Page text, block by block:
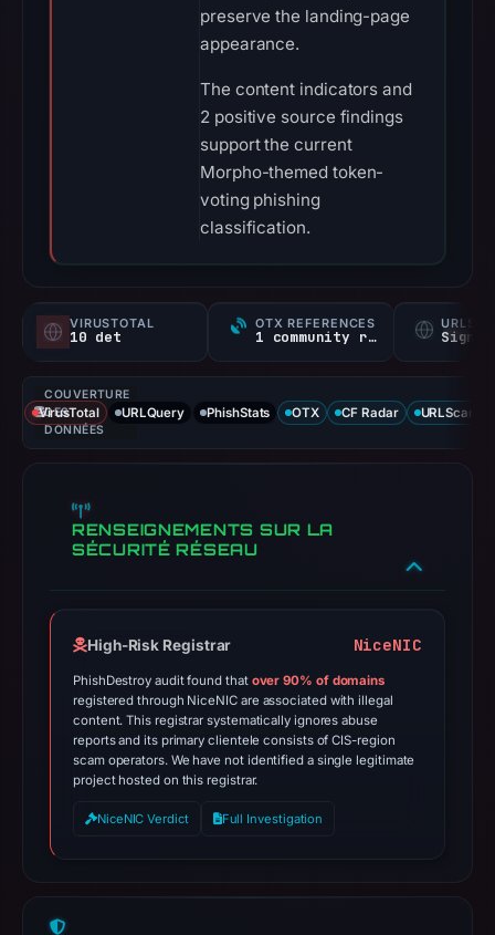
preserve the landing-page
appearance.
The content indicators and
2 positive source findings
support the current
Morpho-themed token-
voting phishing
classification.
VIRUSTOTAL
10 det
OTX REFERENCES
1 community ref
COUVERTURE
DES
DONNÉES
VirusTotal URLQuery PhishStats OTX CF Radar URLScan
RENSEIGNEMENTS SUR LA
SÉCURITÉ RÉSEAU
High-Risk Registrar NiceNIC
PhishDestroy audit found that over 90% of domains
registered through NiceNIC are associated with illegal
content. This registrar systematically ignores abuse
reports and its primary clientele consists of CIS-region
scam operators. We have not identified a single legitimate
project hosted on this registrar.
NiceNIC Verdict Full Investigation